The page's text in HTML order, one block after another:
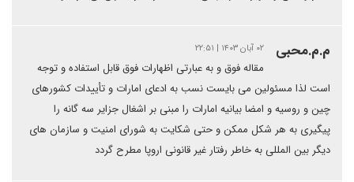
م.م.محبی ۰۲ آبان ۱۴۰۳ | ۲۲:۵۱
مقاله فوق و به عبارتی اظهارات فوق قابل استفاده و توجه
است لذا مسئولین می بایست نسب به ادعای امارات و تأییدات کشورهای
چین و روسیه و امضا بیانیه امارات را مبنی بر اشغال جزایر سه گانه را
پیگیری به هر شکل ممکن و حتی شکایت به شورای امنیت و سازمان های
دیگر بین المللی به خاطر رفتار غیر قانونی اروپا مطرح گردد